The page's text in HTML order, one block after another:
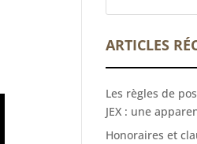
ARTICLES
Les règles de
JEX : une
Honoraires et